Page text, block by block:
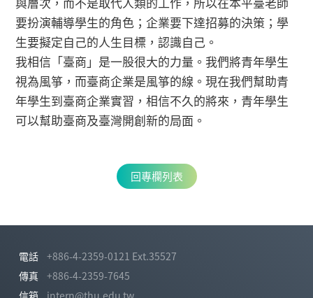
要扮演輔導學生的角色；企業要下達招募的決策；學
生要擬定自己的人生目標，認識自己。
我相信「臺商」是一股很大的力量。我們將青年學生
視為風箏，而臺商企業是風箏的線。現在我們幫助青
年學生到臺商企業實習，相信不久的將來，青年學生
可以幫助臺商及臺灣開創新的局面。
回專欄列表
電話
+886-4-2359-0121 Ext.35527
傳真
+886-4-2359-7645